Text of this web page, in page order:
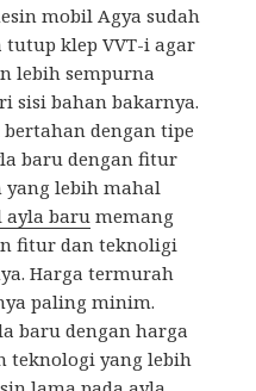
mobil Agya sudah
klep VVT-i agar
lebih sempurna
sisi bahan bakarnya.
dengan tipe
baru dengan fitur
yang lebih mahal
ayla baru memang
fitur dan teknoligi
Harga termurah
paling minim.
baru dengan harga
yang lebih